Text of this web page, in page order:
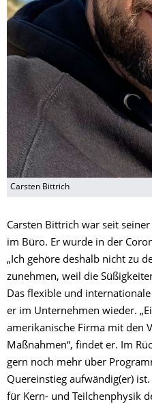
Carsten Bittrich
Carsten Bittrich war seit
im Büro. Er wurde in der
„Ich gehöre deshalb nicht zu
zunehmen, weil die
Das flexible und
er im Unternehmen wieder.
amerikanische Firma mit den
Maßnahmen“, findet er. Im
gern noch mehr über
Quereinstieg aufwändig(er)
für Kern- und Teilchenphysik